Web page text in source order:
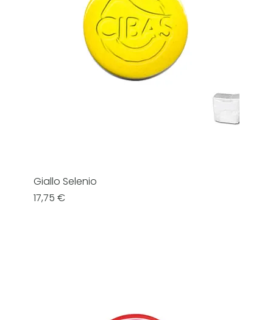
Giallo Selenio
Prezzo
17,75 €